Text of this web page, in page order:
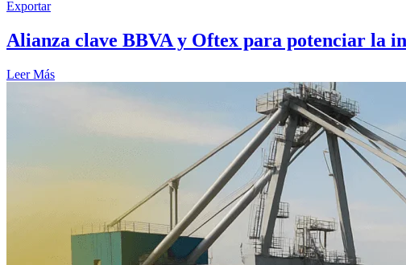
Exportar
Alianza clave BBVA y Oftex para potenciar la
Leer Más